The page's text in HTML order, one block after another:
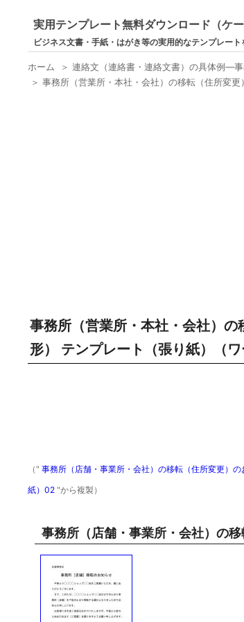
実用テンプレート無料ダウンロード（ケー
ビジネス文書・手紙・はがき等の実用的なテンプレー
ホーム ＞連絡文（連絡書・連絡文書）の具体例―
＞事務所（営業所・本社・会社）の移転（住所変
事務所（営業所・本社・会社）
形） テンプレート（張り紙）（
（" 事務所（店舗・事業所・会社）の移転（住所変更）
紙）02"から複製）
事務所（店舗・事業所・会社）の